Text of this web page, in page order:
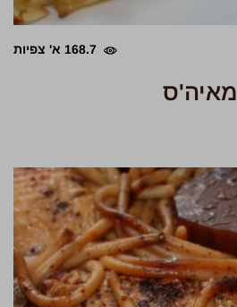
168.7 א' צפיות
מאיה'ס